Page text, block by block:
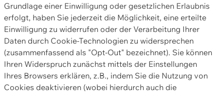
Grundlage einer Einwilligung oder gesetzlichen Erlaubnis
erfolgt, haben Sie jederzeit die Möglichkeit, eine erteilte
Einwilligung zu widerrufen oder der Verarbeitung Ihrer
Daten durch Cookie-Technologien zu widersprechen
(zusammenfassend als "Opt-Out" bezeichnet). Sie können
Ihren Widerspruch zunächst mittels der Einstellungen
Ihres Browsers erklären, z.B., indem Sie die Nutzung von
Cookies deaktivieren (wobei hierdurch auch die